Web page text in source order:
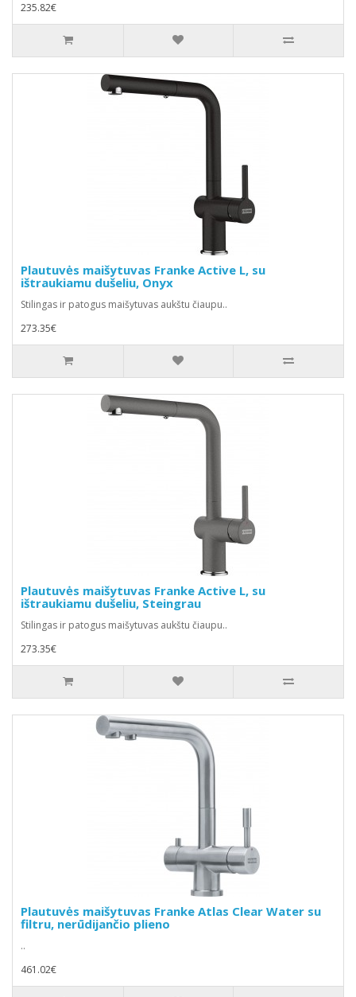
235.82€
Plautuvės maišytuvas Franke Active L, su
ištraukiamu dušeliu, Onyx
Stilingas ir patogus maišytuvas aukštu čiaupu..
273.35€
Plautuvės maišytuvas Franke Active L, su
ištraukiamu dušeliu, Steingrau
Stilingas ir patogus maišytuvas aukštu čiaupu..
273.35€
Plautuvės maišytuvas Franke Atlas Clear Water su
filtru, nerūdijančio plieno
..
461.02€